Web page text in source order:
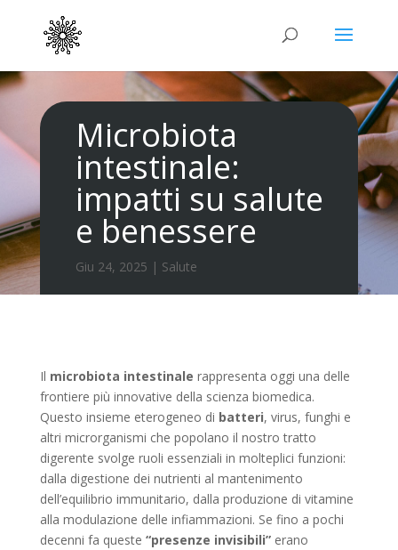
Microbiota
intestinale:
impatti su salute
e benessere
Giu 24, 2025 | Salute
Il microbiota intestinale rappresenta oggi una delle
frontiere più innovative della scienza biomedica.
Questo insieme eterogeneo di batteri, virus, funghi e
altri microrganismi che popolano il nostro tratto
digerente svolge ruoli essenziali in molteplici funzioni:
dalla digestione dei nutrienti al mantenimento
dell’equilibrio immunitario, dalla produzione di vitamine
alla modulazione delle infiammazioni. Se fino a pochi
decenni fa queste “presenze invisibili”erano